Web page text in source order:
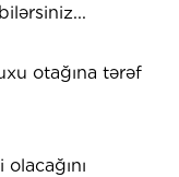
otağına tərəf